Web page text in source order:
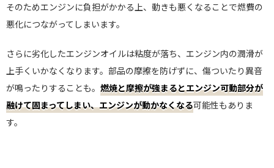
そのためエンジンに負担がかかる上、動きも悪くなることで燃費の
悪化につながってしまいます。
さらに劣化したエンジンオイルは粘度が落ち、エンジン内の潤滑が
上手くいかなくなります。部品の摩擦を防げずに、傷ついたり異音
が鳴ったりすることも。 燃焼と摩擦が強まるとエンジン可動部分が
融けて固まってしまい、エンジンが動かなくなる可能性もありま
す。